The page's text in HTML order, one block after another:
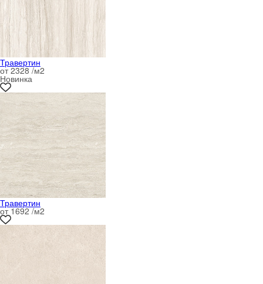
Травертин
от 2328 /м2
Новинка
Травертин
от 1692 /м2